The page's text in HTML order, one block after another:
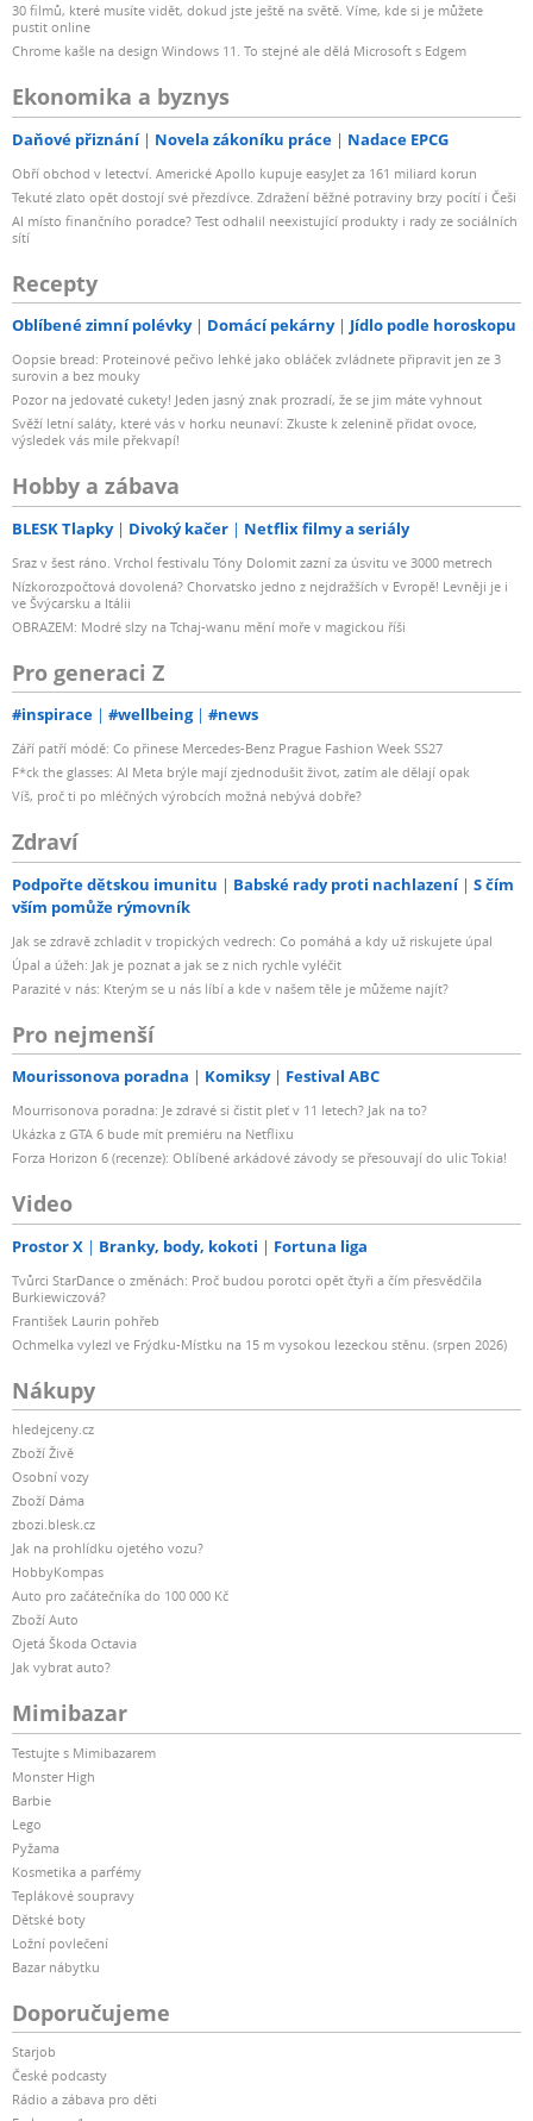
30 filmů, které musíte vidět, dokud jste ještě na světě. Víme, kde si je můžete
pustit online
Chrome kašle na design Windows 11. To stejné ale dělá Microsoft s Edgem
Ekonomika a byznys
Daňové přiznání Novela zákoníku práce Nadace EPCG
Obří obchod v letectví. Americké Apollo kupuje easyJet za 161 miliard korun
Tekuté zlato opět dostojí své přezdívce. Zdražení běžné potraviny brzy pocítí i Češi
AI místo finančního poradce? Test odhalil neexistující produkty i rady ze sociálních
sítí
Recepty
Oblíbené zimní polévky Domácí pekárny Jídlo podle horoskopu
Oopsie bread: Proteinové pečivo lehké jako obláček zvládnete připravit jen ze 3
surovin a bez mouky
Pozor na jedovaté cukety! Jeden jasný znak prozradí, že se jim máte vyhnout
Svěží letní saláty, které vás v horku neunaví: Zkuste k zelenině přidat ovoce,
výsledek vás mile překvapí!
Hobby a zábava
BLESK Tlapky Divoký kačer Netflix filmy a seriály
Sraz v šest ráno. Vrchol festivalu Tóny Dolomit zazní za úsvitu ve 3000 metrech
Nízkorozpočtová dovolená? Chorvatsko jedno z nejdražších v Evropě! Levněji je i
ve Švýcarsku a Itálii
OBRAZEM: Modré slzy na Tchaj-wanu mění moře v magickou říši
Pro generaci Z
#inspirace #wellbeing #news
Září patří módě: Co přinese Mercedes-Benz Prague Fashion Week SS27
F*ck the glasses: AI Meta brýle mají zjednodušit život, zatím ale dělají opak
Víš, proč ti po mléčných výrobcích možná nebývá dobře?
Zdraví
Podpořte dětskou imunitu Babské rady proti nachlazení
S čím
vším pomůže rýmovník
Jak se zdravě zchladit v tropických vedrech: Co pomáhá a kdy už riskujete úpal
Úpal a úžeh: Jak je poznat a jak se z nich rychle vyléčit
Parazité v nás: Kterým se u nás líbí a kde v našem těle je můžeme najít?
Pro nejmenší
Mourissonova poradna Komiksy Festival ABC
Mourrisonova poradna: Je zdravé si čistit pleť v 11 letech? Jak na to?
Ukázka z GTA 6 bude mít premiéru na Netflixu
Forza Horizon 6 (recenze): Oblíbené arkádové závody se přesouvají do ulic Tokia!
Video
Prostor X Branky, body, kokoti Fortuna liga
Tvůrci StarDance o změnách: Proč budou porotci opět čtyři a čím přesvědčila
Burkiewiczová?
František Laurin pohřeb
Ochmelka vylezl ve Frýdku-Místku na 15 m vysokou lezeckou stěnu. (srpen 2026)
Nákupy
hledejceny.cz
Zboží Živě
Osobní vozy
Zboží Dáma
zbozi.blesk.cz
Jak na prohlídku ojetého vozu?
HobbyKompas
Auto pro začátečníka do 100 000 Kč
Zboží Auto
Ojetá Škoda Octavia
Jak vybrat auto?
Mimibazar
Testujte s Mimibazarem
Monster High
Barbie
Lego
Pyžama
Kosmetika a parfémy
Teplákové soupravy
Dětské boty
Ložní povlečení
Bazar nábytku
Doporučujeme
Starjob
České podcasty
Rádio a zábava pro děti